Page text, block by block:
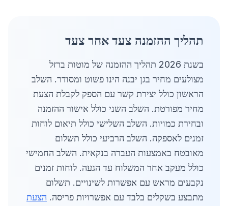
תהליך ההזמנה צעד אחר צעד
בשנת 2026 תהליך ההזמנה של מוטות ברזל
מצולעים מחיר בגן יבנה הינו פשוט ומסודר. השלב
הראשון כולל יצירת קשר עם הספק לקבלת הצעת
מחיר מפורטת. השלב השני כולל אישור ההזמנה
ובחירת כמויות. השלב השלישי כולל תיאום לוחות
זמנים לאספקה. השלב הרביעי כולל תשלום
מאובטח באמצעות העברה בנקאית. השלב החמישי
כולל מעקב אחר המשלוח עד הגעה. לוחות זמנים
נקבעים מראש עם אפשרות לשינויים. תשלום
מתבצע בשקלים בלבד עם אפשרויות פריסה. הצעת